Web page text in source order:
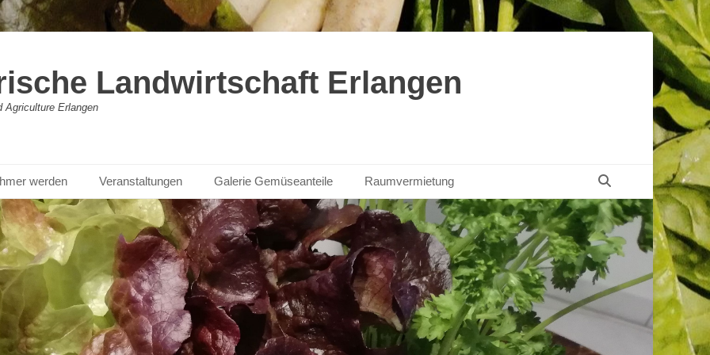
Landwirtschaft Erlangen
Agriculture Erlangen
werden Veranstaltungen Galerie Gemüseanteile Raumvermietung
Suchen